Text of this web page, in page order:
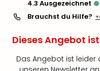
4.3
ausgezeichnet
Brauchst du Hilfe?
Dieses Angebot
Das Angebot ist leider